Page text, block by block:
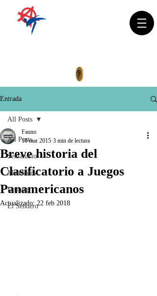
Entrada
All Posts
Semanario
Mundiales
Unsung
El Sendero
All Posts
Breve historia del
Clasificatorio a Juegos
Panamericanos
Fauno
18 mar 2015 3 min de lectura
Actualizado:22 feb 2018